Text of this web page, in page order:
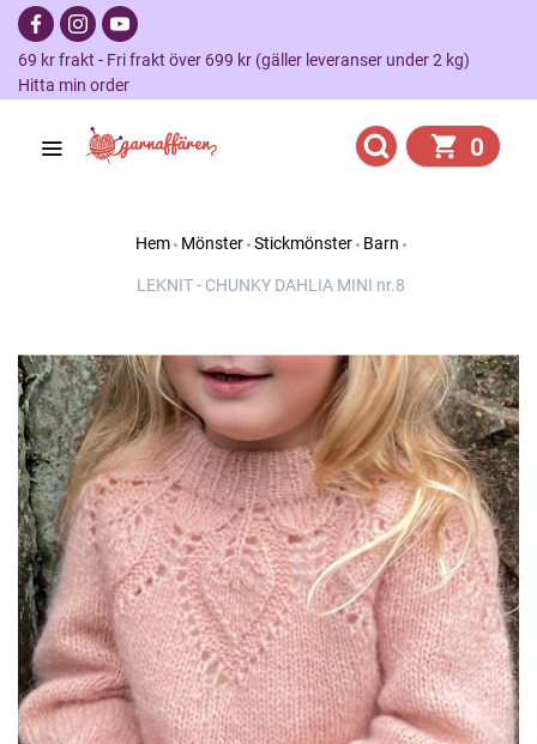
69 kr frakt - Fri frakt över 699 kr (gäller leveranser under 2 kg)
Hitta min order
0
Hem Mönster Stickmönster Barn
LEKNIT - CHUNKY DAHLIA MINI nr.8